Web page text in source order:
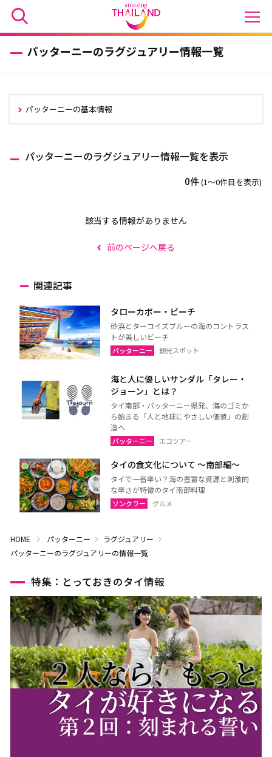
パッターニーのラグジュアリー情報一覧
パッターニーの基本情報
パッターニーのラグジュアリー情報一覧を表示
0件(1〜0件目を表示)
該当する情報がありません
前のページへ戻る
関連記事
タローカポー・ビーチ
砂浜とターコイズブルーの海のコントラス
トが美しいビーチ
パッターニー 観光スポット
海と人に優しいサンダル「タレー・
ジョーン」とは？
タイ南部・パッターニー県発、海のゴミか
ら始まる「人と地球にやさしい価値」の創
造へ
パッターニー エコツアー
タイの食文化について 〜南部編〜
タイで一番辛い？海の豊富な資源と刺激的
な辛さが特徴のタイ南部料理
ソンクラー グルメ
HOME パッターニー
ラグジュアリー
パッターニーのラグジュアリーの情報一覧
特集：とっておきのタイ情報